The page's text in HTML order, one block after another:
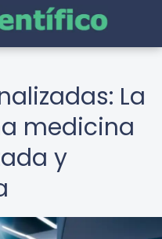
La
medicina
y